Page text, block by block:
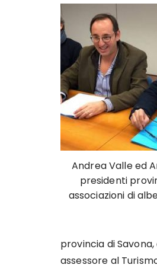
Andrea Valle ed
presidenti
associazioni di
provincia di
assessore al